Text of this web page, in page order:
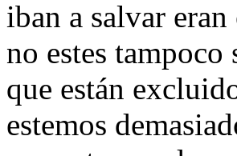
iban a salvar
no estes
que están
estemos